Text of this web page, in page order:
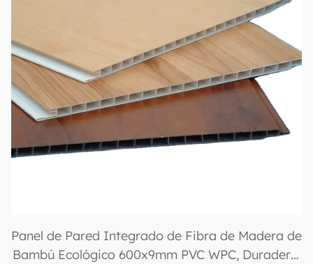
Panel de Pared Integrado de Fibra de Madera de
Bambú Ecológico 600x9mm PVC WPC, Duradero,